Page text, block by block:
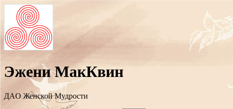
Эжени МакКвин
ДAO Женской Мудрости